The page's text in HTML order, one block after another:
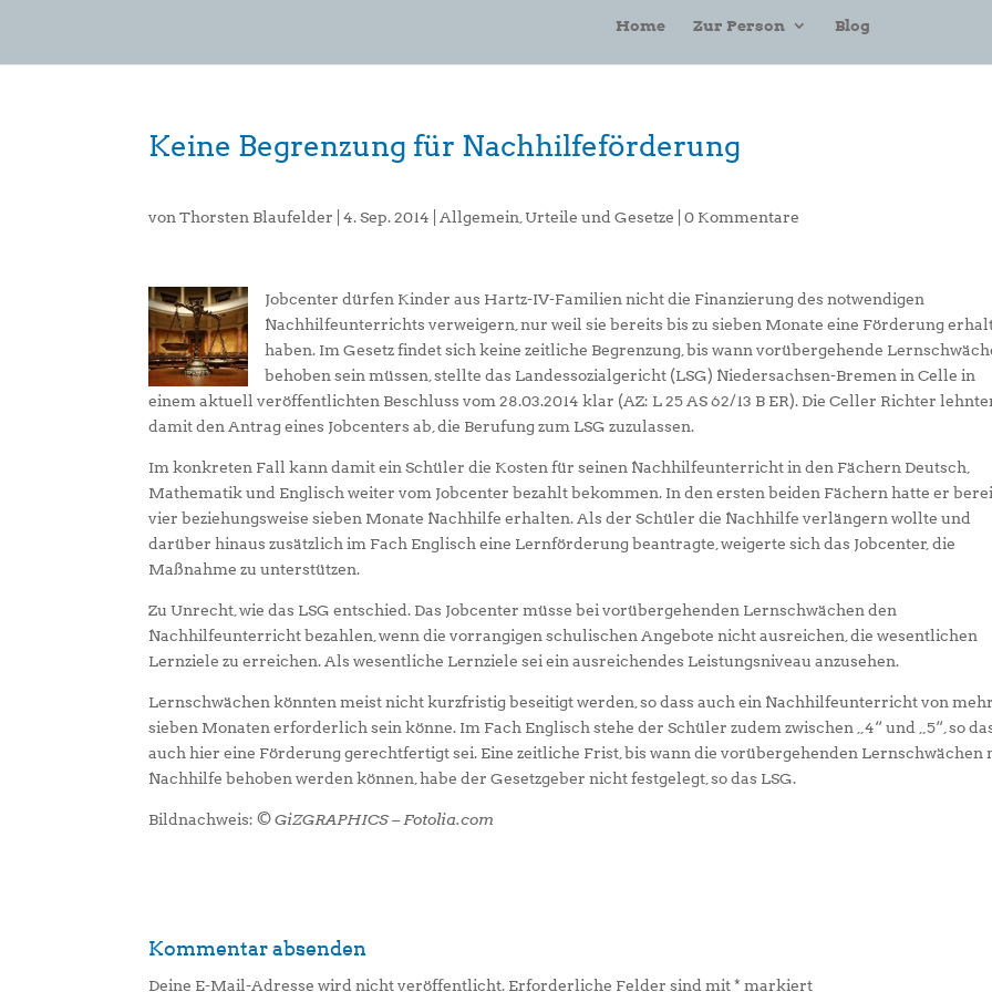
Home Zur Person Blog
Keine Begrenzung für Nachhilfeförderung
vonThorsten Blaufelder |4. Sep. 2014 Allgemein ,Urteile und Gesetze |0 Kommentare
Jobcenter dürfen Kinder aus Hartz-IV-Familien nicht die Finanzierung des notwendigen
Nachhilfeunterrichts verweigern, nur weil sie bereits bis zu sieben Monate eine Förderung
haben. Im Gesetz findet sich keine zeitliche Begrenzung, bis wann vorübergehende
behoben sein müssen, stellte das Landessozialgericht (LSG) Niedersachsen-Bremen in Celle in
einem aktuell veröffentlichten Beschluss vom 28.03.2014 klar (AZ: L 25 AS 62/13 B ER). Die Celler Richter
damit den Antrag eines Jobcenters ab, die Berufung zum LSG zuzulassen.
Im konkreten Fall kann damit ein Schüler die Kosten für seinen Nachhilfeunterricht in den Fächern Deutsch,
Mathematik und Englisch weiter vom Jobcenter bezahlt bekommen. In den ersten beiden Fächern hatte er
vier beziehungsweise sieben Monate Nachhilfe erhalten. Als der Schüler die Nachhilfe verlängern wollte und
darüber hinaus zusätzlich im Fach Englisch eine Lernförderung beantragte, weigerte sich das Jobcenter, die
Maßnahme zu unterstützen.
Zu Unrecht, wie das LSG entschied. Das Jobcenter müsse bei vorübergehenden Lernschwächen den
Nachhilfeunterricht bezahlen, wenn die vorrangigen schulischen Angebote nicht ausreichen, die wesentlichen
Lernziele zu erreichen. Als wesentliche Lernziele sei ein ausreichendes Leistungsniveau anzusehen.
Lernschwächen könnten meist nicht kurzfristig beseitigt werden, so dass auch ein Nachhilfeunterricht von
sieben Monaten erforderlich sein könne. Im Fach Englisch stehe der Schüler zudem zwischen „4“ und „5“, so
auch hier eine Förderung gerechtfertigt sei. Eine zeitliche Frist, bis wann die vorübergehenden Lernschwächen
Nachhilfe behoben werden können, habe der Gesetzgeber nicht festgelegt, so das LSG.
Bildnachweis:© GiZGRAPHICS – Fotolia.com
Kommentar absenden
Deine E-Mail-Adresse wird nicht veröffentlicht. Erforderliche Felder sind mit* markiert